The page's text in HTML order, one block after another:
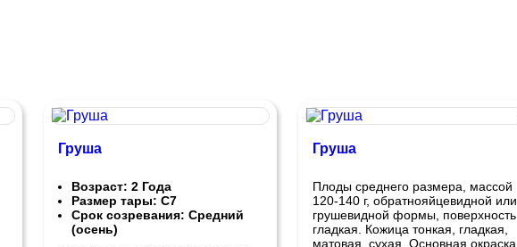
Груша
Возраст: 2 Года
Размер тары: С7
Срок созревания: Средний
(осень)
Груша
Плоды среднего размера, массой
120-140 г, обратнояйцевидной или
грушевидной формы, поверхность
гладкая. Кожица тонкая, гладкая,
матовая, сухая. Основная окраска